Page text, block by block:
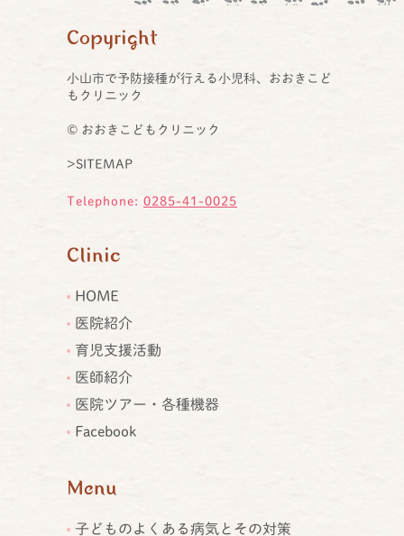
Copyright
小山市で予防接種が行える小児科、おおきこど
もクリニック
© おおきこどもクリニック
>SITEMAP
Telephone: 0285-41-0025
Clinic
HOME
医院紹介
育児支援活動
医師紹介
医院ツアー・各種機器
Facebook
Menu
子どものよくある病気とその対策